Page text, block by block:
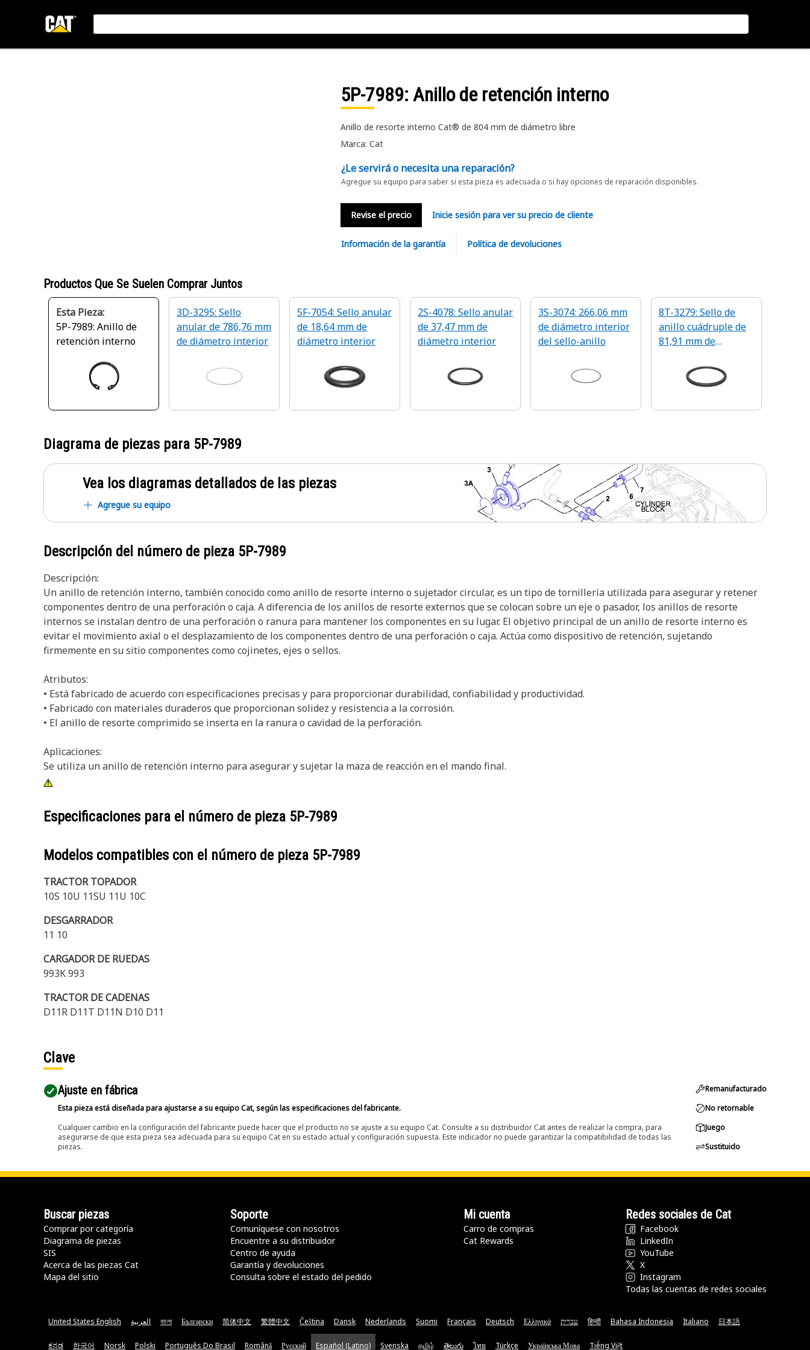
5P-7989: Anillo de retención interno
Anillo de resorte interno Cat® de 804 mm de diámetro libre
Marca: Cat
¿Le servirá o necesita una reparación?
Agregue su equipo para saber si esta pieza es adecuada o si hay opciones de reparación disponibles.
Revise el precio Inicie sesión para ver su precio de cliente
Información de la garantía Política de devoluciones
Productos Que Se Suelen Comprar Juntos
Esta Pieza:
5P-7989: Anillo de
retención interno
3D-3295: Sello
anular de 786,76 mm
de diámetro interior
5F-7054: Sello anular
de 18,64 mm de
diámetro interior
2S-4078: Sello anular
de 37,47 mm de
diámetro interior
3S-3074: 266,06 mm
de diámetro interior
del sello-anillo
8T-3279: Sello de
anillo cuádruple de
81,91 mm de
Diagrama de piezas para 5P-7989
Vea los diagramas detallados de las piezas
Agregue su equipo
Descripción del número de pieza 5P-7989
Descripción:
Un anillo de retención interno, también conocido como anillo de resorte interno o sujetador circular, es un tipo de tornillería utilizada para asegurar y retener
componentes dentro de una perforación o caja. A diferencia de los anillos de resorte externos que se colocan sobre un eje o pasador, los anillos de resorte
internos se instalan dentro de una perforación o ranura para mantener los componentes en su lugar. El objetivo principal de un anillo de resorte interno es
evitar el movimiento axial o el desplazamiento de los componentes dentro de una perforación o caja. Actúa como dispositivo de retención, sujetando
firmemente en su sitio componentes como cojinetes, ejes o sellos.
Atributos:
• Está fabricado de acuerdo con especificaciones precisas y para proporcionar durabilidad, confiabilidad y productividad.
• Fabricado con materiales duraderos que proporcionan solidez y resistencia a la corrosión.
• El anillo de resorte comprimido se inserta en la ranura o cavidad de la perforación.
Aplicaciones:
Se utiliza un anillo de retención interno para asegurar y sujetar la maza de reacción en el mando final.
Especificaciones para el número de pieza 5P-7989
Modelos compatibles con el número de pieza 5P-7989
TRACTOR TOPADOR
10S 10U 11SU 11U 10C
DESGARRADOR
11 10
CARGADOR DE RUEDAS
993K 993
TRACTOR DE CADENAS
D11R D11T D11N D10 D11
Clave
Ajuste en fábrica
Esta pieza está diseñada para ajustarse a su equipo Cat, según las especificaciones del fabricante.
Cualquier cambio en la configuración del fabricante puede hacer que el producto no se ajuste a su equipo Cat. Consulte a su distribuidor Cat antes de realizar la compra, para
asegurarse de que esta pieza sea adecuada para su equipo Cat en su estado actual y configuración supuesta. Este indicador no puede garantizar la compatibilidad de todas las
piezas.
Remanufacturado
No retornable
Juego
Sustituido
Buscar piezas
Comprar por categoría
Diagrama de piezas
SIS
Acerca de las piezas Cat
Mapa del sitio
Soporte
Comuníquese con nosotros
Encuentre a su distribuidor
Centro de ayuda
Garantía y devoluciones
Consulta sobre el estado del pedido
Mi cuenta
Carro de compras
Cat Rewards
Redes sociales de Cat
Facebook
LinkedIn
YouTube
X
Instagram
Todas las cuentas de redes sociales
United States English العربية বাংলা Български 简体中文 繁體中文 Čeština Dansk Nederlands Suomi Français Deutsch Ελληνικά עברית हिन्दी Bahasa Indonesia Italiano 日本語
ಕನ್ನಡ 한국어 Norsk Polski Português Do Brasil Română Русский Español (Latino) Svenska தமிழ் తెలుగు ไทย Türkçe Українська Мова Tiếng Việt